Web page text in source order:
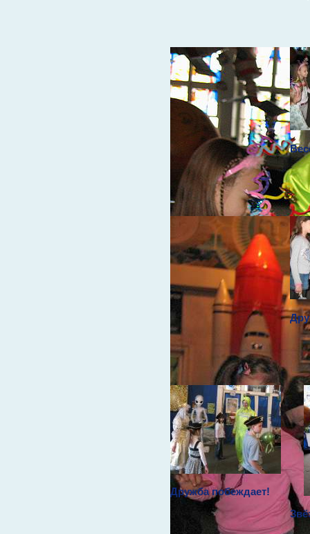
Таинственный
пришелец
Дружба побеждает!